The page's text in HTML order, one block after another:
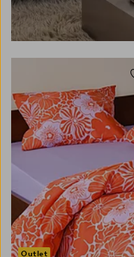
Outlet
50X7080X80